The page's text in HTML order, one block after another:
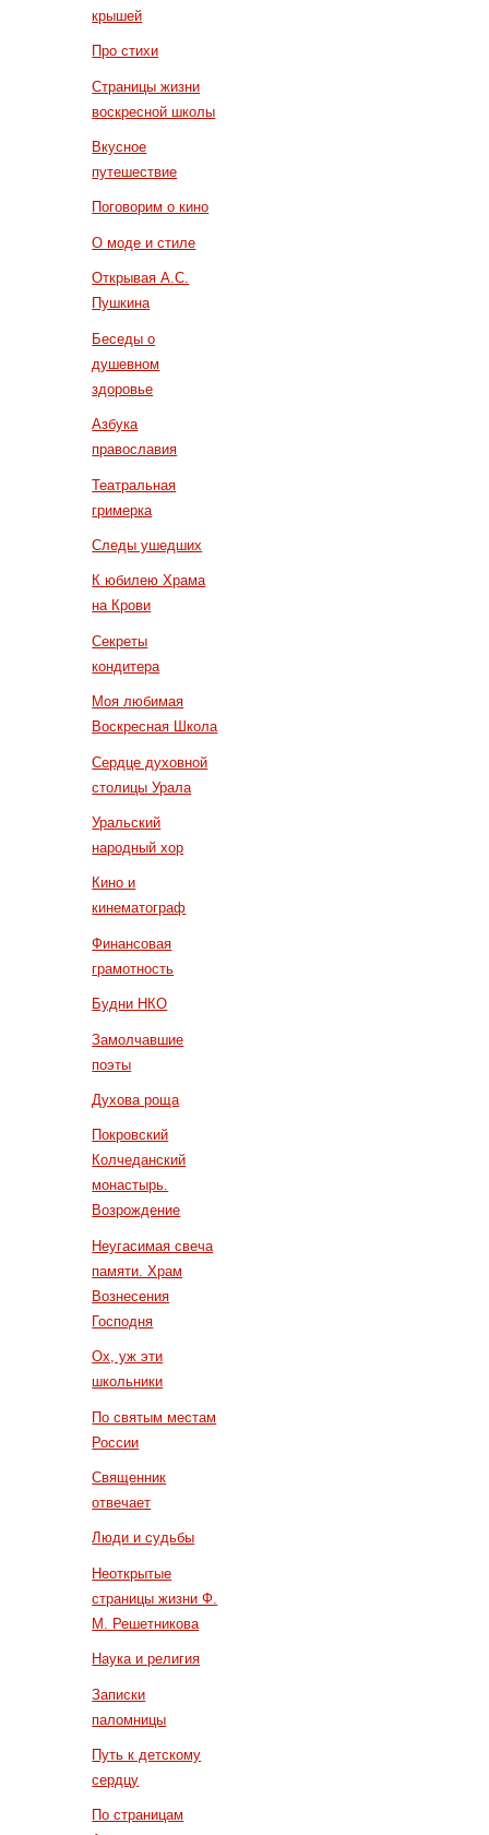
крышей
Про стихи
Страницы жизни
воскресной школы
Вкусное
путешествие
Поговорим о кино
О моде и стиле
Открывая А.С.
Пушкина
Беседы о
душевном
здоровье
Азбука
православия
Театральная
гримерка
Следы ушедших
К юбилею Храма
на Крови
Секреты
кондитера
Моя любимая
Воскресная Школа
Сердце духовной
столицы Урала
Уральский
народный хор
Кино и
кинематограф
Финансовая
грамотность
Будни НКО
Замолчавшие
поэты
Духова роща
Покровский
Колчеданский
монастырь.
Возрождение
Неугасимая свеча
памяти. Храм
Вознесения
Господня
Ох, уж эти
школьники
По святым местам
России
Священник
отвечает
Люди и судьбы
Неоткрытые
страницы жизни Ф.
М. Решетникова
Наука и религия
Записки
паломницы
Путь к детскому
сердцу
По страницам